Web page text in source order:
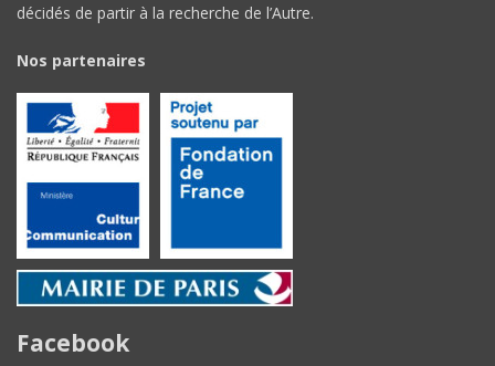
décidés de partir à la recherche de l’Autre.
Nos partenaires
Facebook